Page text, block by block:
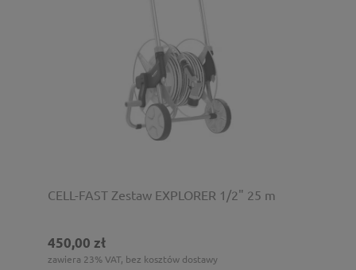
CELL-FAST Zestaw EXPLORER 1/2" 25 m
450,00 zł
zawiera 23% VAT, bez kosztów dostawy